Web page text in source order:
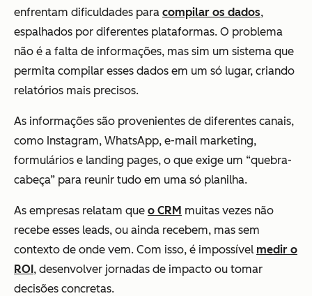
enfrentam dificuldades para compilar os dados,
espalhados por diferentes plataformas. O problema
não é a falta de informações, mas sim um sistema que
permita compilar esses dados em um só lugar, criando
relatórios mais precisos.
As informações são provenientes de diferentes canais,
como Instagram, WhatsApp, e-mail marketing,
formulários e landing pages, o que exige um “quebra-
cabeça” para reunir tudo em uma só planilha.
As empresas relatam que o CRM muitas vezes não
recebe esses leads, ou ainda recebem, mas sem
contexto de onde vem. Com isso, é impossível medir o
ROI, desenvolver jornadas de impacto ou tomar
decisões concretas.